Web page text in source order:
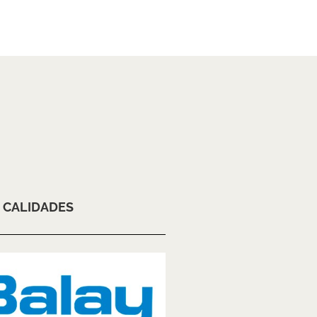
CALIDADES